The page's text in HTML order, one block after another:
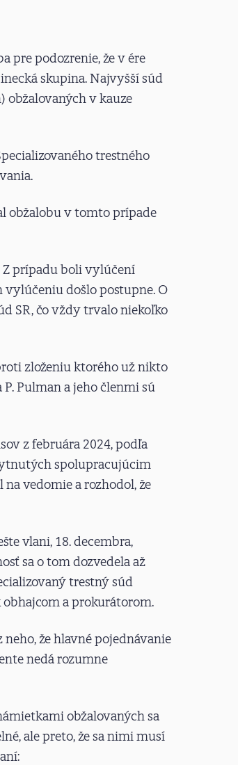
pre podozrenie, že v ére
skupina. Najvyšší súd
obžalovaných v kauze
trestného
obžalobu v tomto prípade
Z prípadu boli vylúčení
vylúčeniu došlo postupne. O
SR, čo vždy trvalo niekoľko
zloženiu ktorého už nikto
Pulman a jeho členmi sú
z februára 2024, podľa
spolupracujúcim
vedomie a rozhodol, že
vlani, 18. decembra,
sa o tom dozvedela až
trestný súd
a prokurátorom.
že hlavné pojednávanie
nedá rozumne
obžalovaných sa
ale preto, že sa nimi musí